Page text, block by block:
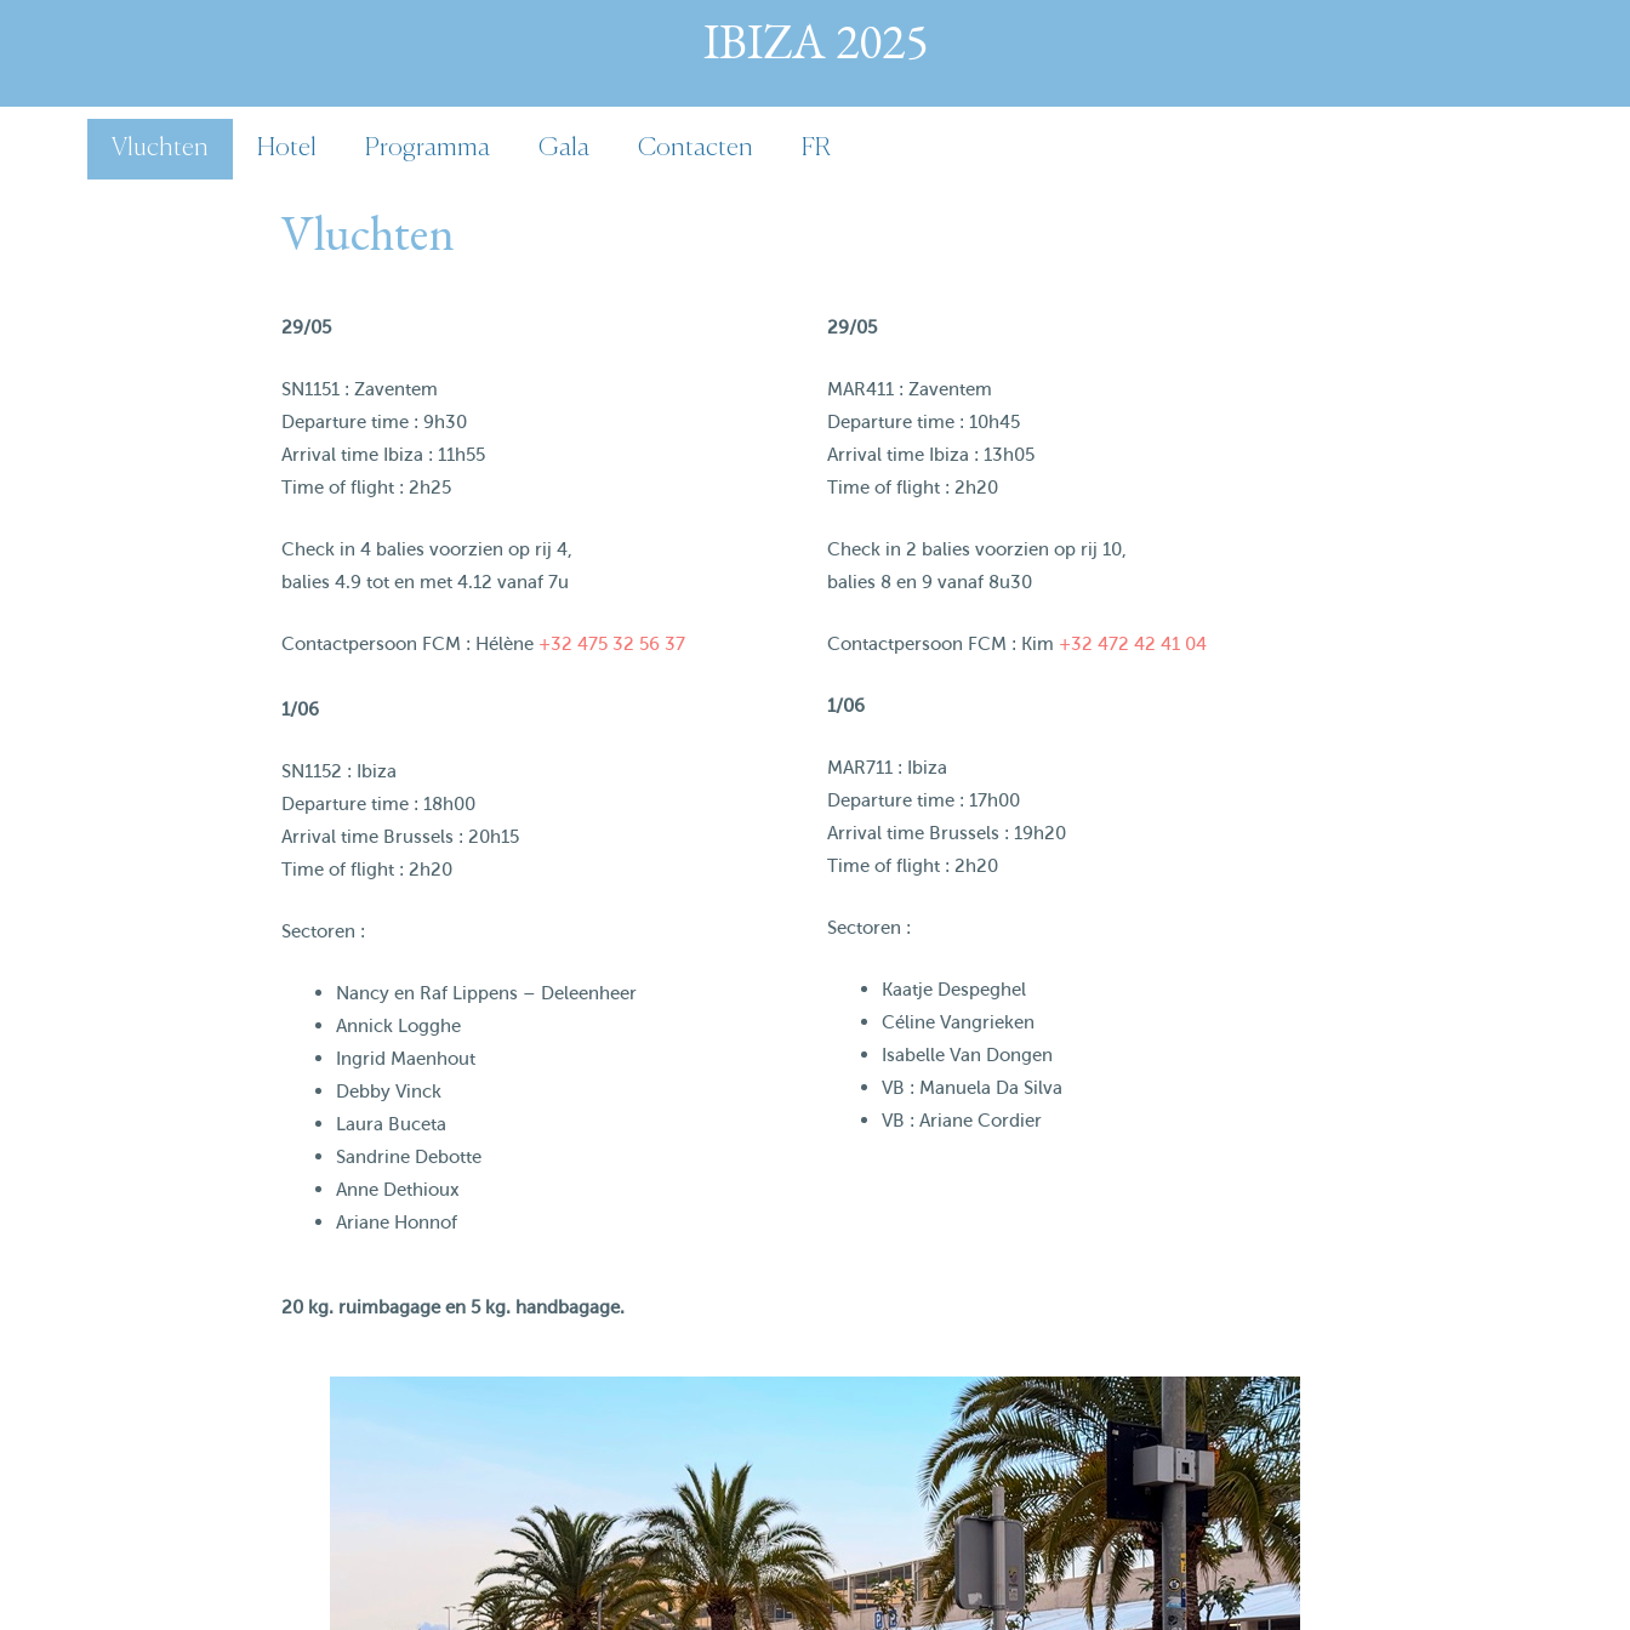
IBIZA 2025
Vluchten Hotel Programma Gala Contacten FR
Vluchten
29/05
SN1151 : Zaventem
Departure time : 9h30
Arrival time Ibiza : 11h55
Time of flight : 2h25
Check in 4 balies voorzien op rij 4,
balies 4.9 tot en met 4.12 vanaf 7u
Contactpersoon FCM : Hélène ‪ +32 475 32 56 37
1/06
SN1152 : Ibiza
Departure time : 18h00
Arrival time Brussels : 20h15
Time of flight : 2h20
Sectoren :
Nancy en Raf Lippens – Deleenheer
Annick Logghe
Ingrid Maenhout
Debby Vinck
Laura Buceta
Sandrine Debotte
Anne Dethioux
Ariane Honnof
29/05
MAR411 : Zaventem
Departure time : 10h45
Arrival time Ibiza : 13h05
Time of flight : 2h20
Check in 2 balies voorzien op rij 10,
balies 8 en 9 vanaf 8u30
Contactpersoon FCM : Kim ‪+32 472 42 41 04
1/06
MAR711 : Ibiza
Departure time : 17h00
Arrival time Brussels : 19h20
Time of flight : 2h20
Sectoren :
Kaatje Despeghel
Céline Vangrieken
Isabelle Van Dongen
VB : Manuela Da Silva
VB : Ariane Cordier
20 kg. ruimbagage en 5 kg. handbagage.